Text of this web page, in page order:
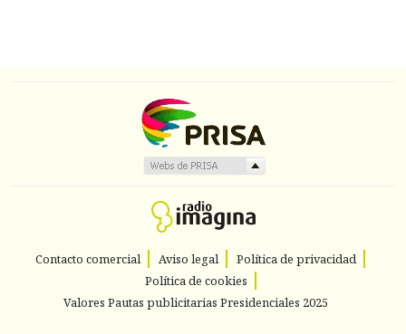
Contacto comercial Aviso legal
Política de privacidad
Política de cookies
Valores Pautas publicitarias Presidenciales 2025